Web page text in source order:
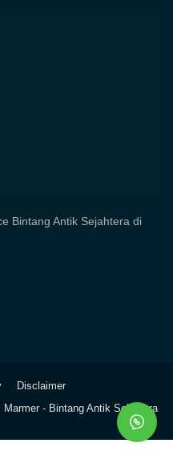
Bintang Antik Sejahtera di
Disclaimer
Marmer - Bintang Antik Sejahtera